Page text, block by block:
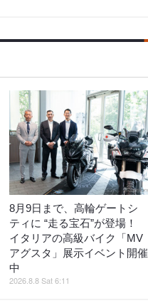
8月9日まで、高輪ゲートシ
ティに “走る宝石”が登場！
イタリアの高級バイク「MV
アグスタ」展示イベント開催
中
2026.8.8 Sat 6:11